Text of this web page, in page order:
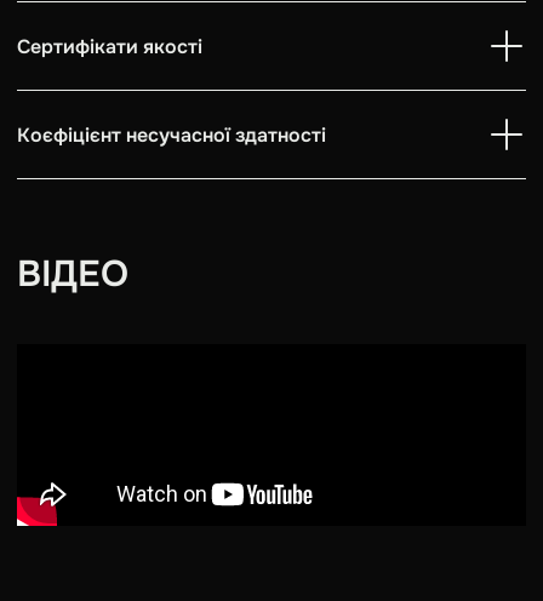
Сертифікати якості
Коєфіцієнт несучасної здатності
ВІДЕО